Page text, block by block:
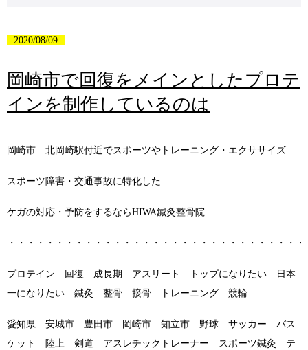
2020/08/09
岡崎市で回復をメインとしたプロテ
インを制作しているのは
岡崎市 北岡崎駅付近でスポーツやトレーニング・エクササイズ
スポーツ障害・交通事故に特化した
ケガの対応・予防をするならHIWA鍼灸整骨院
・・・・・・・・・・・・・・・・・・・・・・・・・・・・・・
プロテイン 回復 成長期 アスリート トップになりたい 日本
一になりたい 鍼灸 整骨 接骨 トレーニング 競輪
愛知県 安城市 豊田市 岡崎市 知立市 野球 サッカー バス
ケット 陸上 剣道 アスレチックトレーナー スポーツ鍼灸 テ